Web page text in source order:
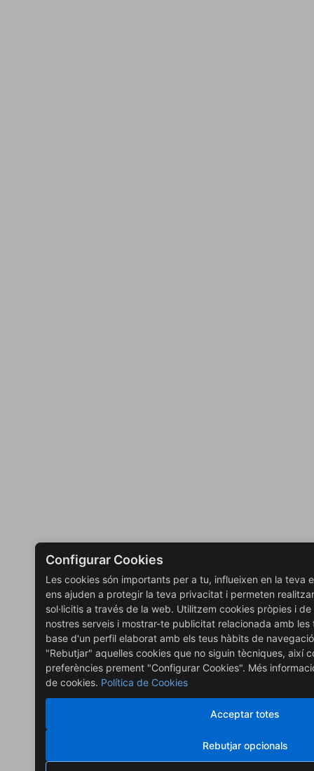
Configurar Cookies
Les cookies són importants per a tu, influeixen en la teva
ens ajuden a protegir la teva privacitat i permeten
sol·licitis a través de la web. Utilitzem cookies pròpies i
nostres serveis i mostrar-te publicitat relacionada amb
base d'un perfil elaborat amb els teus hàbits de
"Rebutjar" aquelles cookies que no siguin tècniques, així
preferències prement "Configurar Cookies". Més
de cookies. Política de Cookies
Acceptar totes
Rebutjar opcionals